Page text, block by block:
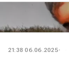
21:38 06.06.2025